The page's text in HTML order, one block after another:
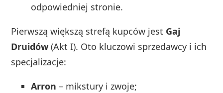
odpowiedniej stronie.
Pierwszą większą strefą kupców jest Gaj
Druidów (Akt I). Oto kluczowi sprzedawcy i ich
specjalizacje:
Arron – mikstury i zwoje;